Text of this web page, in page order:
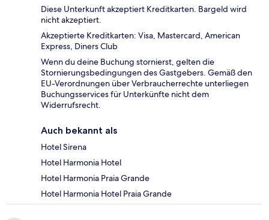
Diese Unterkunft akzeptiert Kreditkarten. Bargeld wird
nicht akzeptiert.
Akzeptierte Kreditkarten: Visa, Mastercard, American
Express, Diners Club
Wenn du deine Buchung stornierst, gelten die
Stornierungsbedingungen des Gastgebers. Gemäß den
EU-Verordnungen über Verbraucherrechte unterliegen
Buchungsservices für Unterkünfte nicht dem
Widerrufsrecht.
Auch bekannt als
Hotel Sirena
Hotel Harmonia Hotel
Hotel Harmonia Praia Grande
Hotel Harmonia Hotel Praia Grande